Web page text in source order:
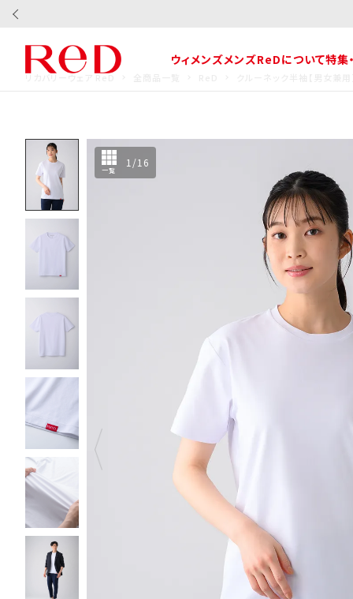
ウィメンズメンズReDについて特集
リカバリーウェア ReD
一覧
1 /16